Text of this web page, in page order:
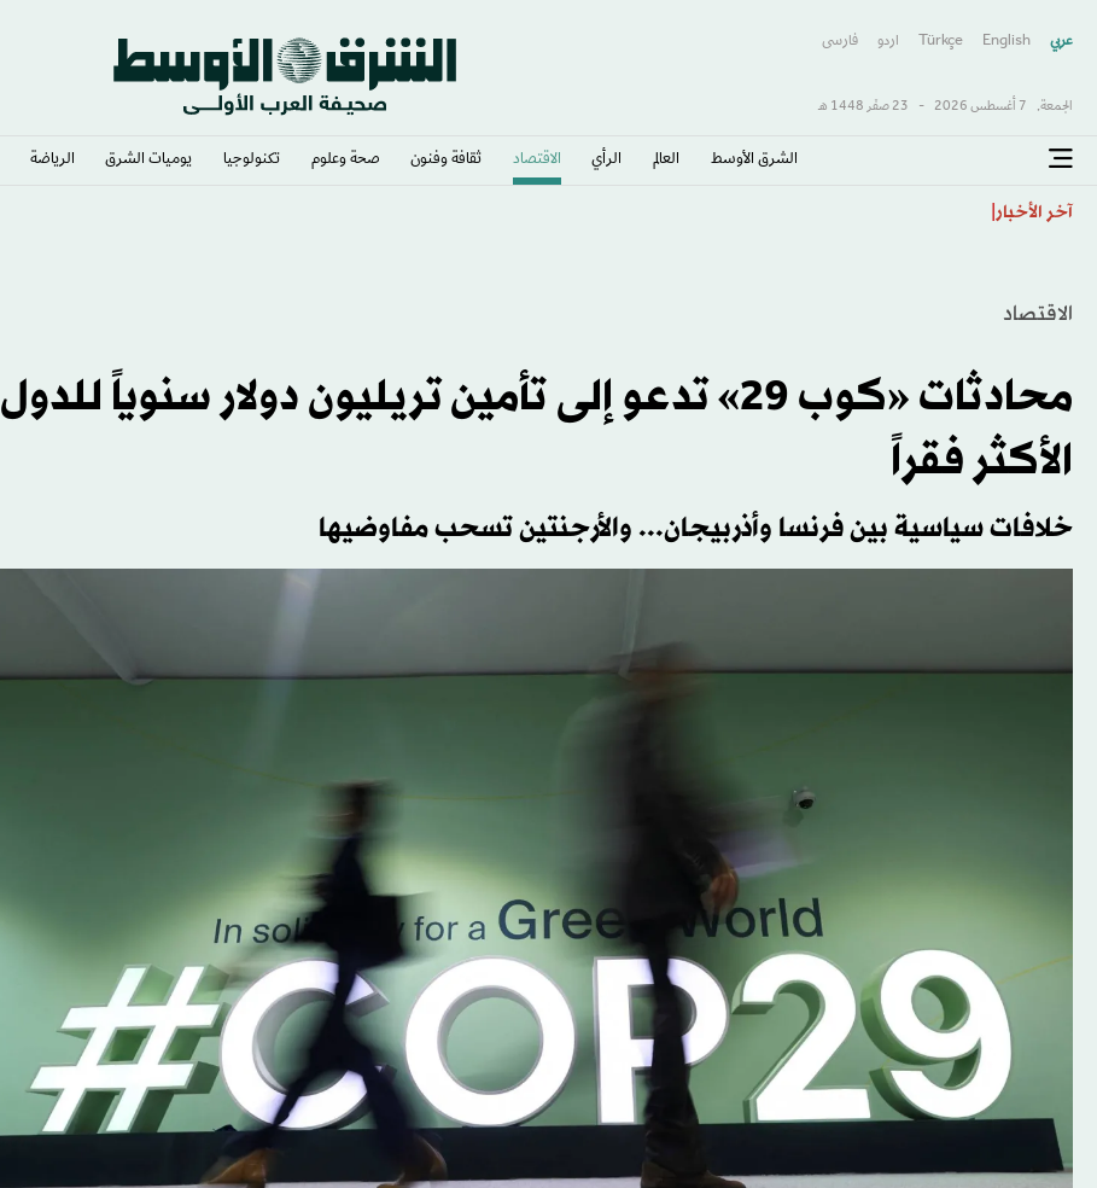
عربي English
Türkçe اردو فارسى
الجمعة, 7 أغسطس 2026 - 23 صفَر 1448 هـ
الشرق الأوسط​ العالم الرأي الاقتصاد ثقافة وفنون صحة وعلوم تكنولوجيا يوميات الشرق​ الرياضة
آخر الأخبار
الاقتصاد
محادثات «كوب 29» تدعو إلى تأمين تريليون دولار سنوياً للدول
الأكثر فقراً
خلافات سياسية بين فرنسا وأذربيجان... والأرجنتين تسحب مفاوضيها